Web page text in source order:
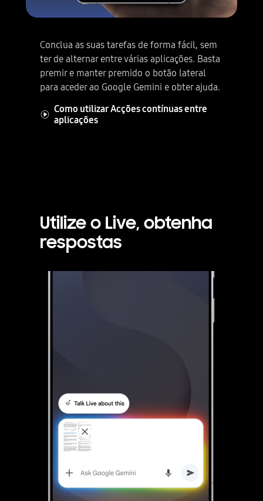
Conclua as suas tarefas de forma fácil, sem
ter de alternar entre várias aplicações. Basta
premir e manter premido o botão lateral
para aceder ao Google Gemini e obter ajuda.
Como utilizar Acções contínuas entre
aplicações
Utilize o Live, obtenha
respostas